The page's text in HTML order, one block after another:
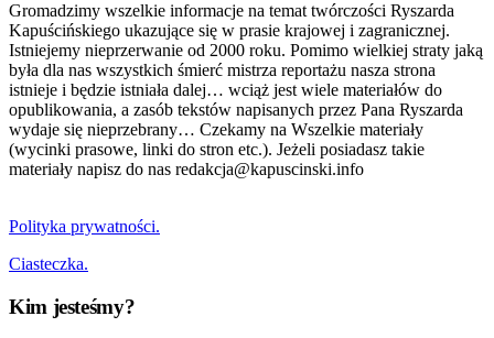
Gromadzimy wszelkie informacje na temat twórczości Ryszarda
Kapuścińskiego ukazujące się w prasie krajowej i zagranicznej.
Istniejemy nieprzerwanie od 2000 roku. Pomimo wielkiej straty jaką
była dla nas wszystkich śmierć mistrza reportażu nasza strona
istnieje i będzie istniała dalej… wciąż jest wiele materiałów do
opublikowania, a zasób tekstów napisanych przez Pana Ryszarda
wydaje się nieprzebrany… Czekamy na Wszelkie materiały
(wycinki prasowe, linki do stron etc.). Jeżeli posiadasz takie
materiały napisz do nas redakcja@kapuscinski.info
Polityka prywatności.
Ciasteczka.
Kim jesteśmy?